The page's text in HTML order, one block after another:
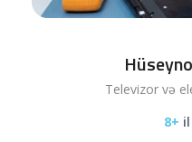
Televizor və
8+